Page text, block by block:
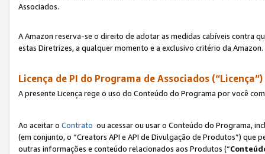
Associados.
A Amazon reserva-se o direito de adotar as medidas cabíveis contra
estas Diretrizes, a qualquer momento e a exclusivo critério da Amazon.
Licença de PI do Programa de Associados (“Licença”)
A presente Licença rege o uso do Conteúdo do Programa por você
Ao aceitar o Contrato ou acessar ou usar o Conteúdo do Programa,
(em conjunto, o “Creators API e API de Divulgação de Produtos”)
outras informações e conteúdo relacionados aos Produtos (“